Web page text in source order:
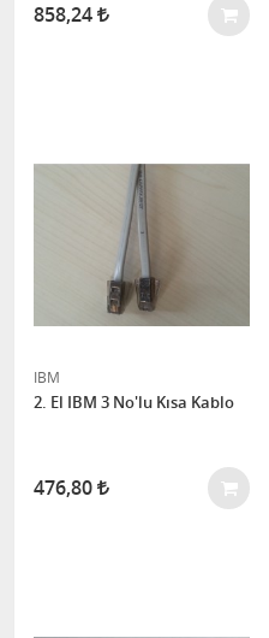
858,24
IBM
2. El IBM 3 No'lu Kısa Kablo
476,80